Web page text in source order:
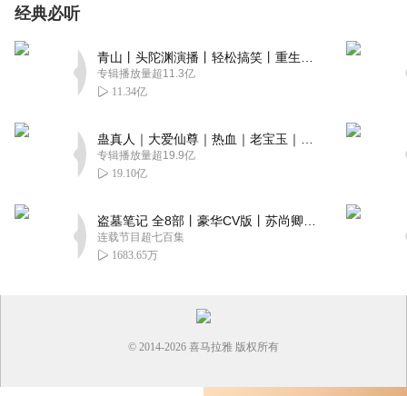
经典必听
专辑播放量超11.3亿
11.34亿
专辑播放量超19.9亿
19.10亿
连载节目超七百集
1683.65万
© 2014-2026 喜马拉雅 版权所有